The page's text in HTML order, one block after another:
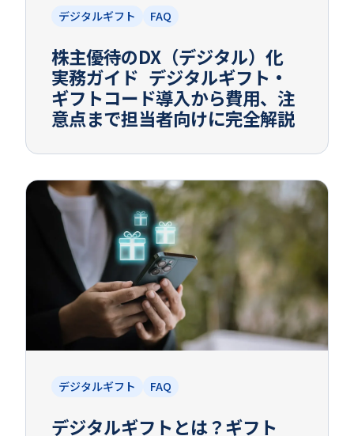
デジタルギフト FAQ
株主優待のDX（デジタル）化
実務ガイド デジタルギフト・
ギフトコード導入から費用、注
意点まで担当者向けに完全解説
デジタルギフト FAQ
デジタルギフトとは？ギフト